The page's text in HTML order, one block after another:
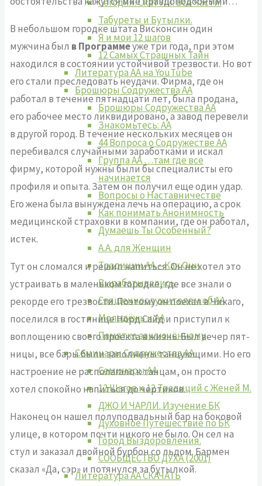
Табуреты и Бутылки.
Я и мои 12 шагов
12 Самых Страшных Тайн
Литература АА на YouTube
Брошюры Содружества АА
Брошюры Содружества АА
Знакомьтесь: АА
44 Вопроса о Содружестве АА
Группа АА …там где все
начинается
Вопросы о Наставничестве
Как понимать Анонимность
Думаешь Ты Особенный?
А.А. для Женщин
Традиции АА – Как Они
Вырабатывались
Священнослужителям об АА
Молодёжь и АА
Памятка заключённому
Семинары Содружества АА
Семинары АА
12 Шагов и 12 Традиций с Женей М.
ДЖО И ЧАРЛИ. Изучение БК
Духовное Путешествие по БК
Город Выздоровления.
СООБЩЕСТВО ДУХА (2001)
Литература АА СКАЧАТЬ
В небольшом городке штата Висконсин один
мужчина был в Программеуже три года, при этом
находился в состоянии устой­чивой трезвости. Но вот
его стали преследовать неудачи. Фирма, где он
работал в течение пятнадцати лет, была продана,
его рабо­чее место ликвидировано, а завод перевели
в другой город. В тече­ние нескольких месяцев он
перебивался случайными заработками и искал
фирму, которой нужны были бы специалисты его
профи­ля и опыта. Затем он получил еще один удар.
Его жена была вы­нуждена лечь на операцию, а срок
медицинской страховки в компании, где он работал,
истек.
Тут он сломался и решил напиться. Он не хотел это
устраивать в маленьком городке, где все знали о
рекорде его трезвости. По­этому он поехал в Чикаго,
поселился в гостинице Норд Сайд и приступил к
воплощению своего проекта в жизнь. Был вечер пят­
ницы, все бары были заполнены танцующими. Но его
настроение не располагало к танцам, он просто
хотел спокойно напиться до чертиков.
Наконец он нашел полуподвальный бар на боковой
улице, в котором почти никого не было. Он сел на
стул и заказал двой­ной бурбон со льдом. Бармен
сказал «Да, сэр» и потянулся за бутылкой.